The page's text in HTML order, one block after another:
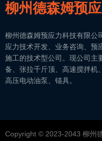
柳州德森姆预
柳州德森姆预应力科技有限公
应力技术开发、业务咨询、预
施工的技术型公司。现公司主
备、张拉千斤顶、高速搅拌机
高压电动油泵、锚具。
Copyright © 2023-2043 柳州